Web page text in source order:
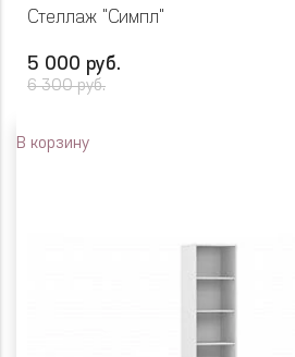
Стеллаж "Симпл"
5 000 руб.
6 300 руб.
В корзину